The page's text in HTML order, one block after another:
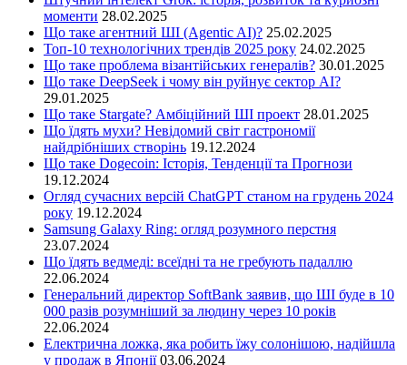
моменти 28.02.2025
Що таке агентний ШІ (Agentic AI)? 25.02.2025
Топ-10 технологічних трендів 2025 року 24.02.2025
Що таке проблема візантійських генералів? 30.01.2025
Що таке DeepSeek і чому він руйнує сектор АІ?
29.01.2025
Що таке Stargate? Амбіційний ШІ проект 28.01.2025
Що їдять мухи? Невідомий світ гастрономії
найдрібніших створінь 19.12.2024
Що таке Dogecoin: Історія, Тенденції та Прогнози
19.12.2024
Огляд сучасних версій ChatGPT станом на грудень 2024
року 19.12.2024
Samsung Galaxy Ring: огляд розумного перстня
23.07.2024
Що їдять ведмеді: всеїдні та не гребують падаллю
22.06.2024
Генеральний директор SoftBank заявив, що ШІ буде в 10
000 разів розумніший за людину через 10 років
22.06.2024
Електрична ложка, яка робить їжу солонішою, надійшла
у продаж в Японії 03.06.2024